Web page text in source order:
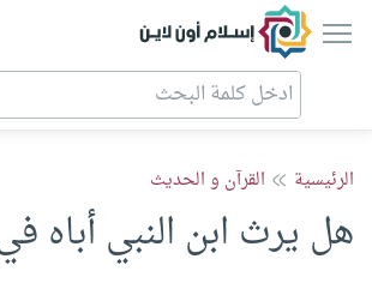
إسلام أون لاين
الرئيسية القرآن و الحديث
هل يرث ابن النبي أباه